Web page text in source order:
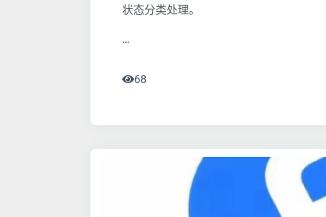
状态分类处理。
…
68